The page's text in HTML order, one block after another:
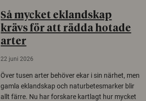
Så mycket eklandskap
krävs för att rädda hotade
arter
22 juni 2026
Över tusen arter behöver ekar i sin närhet, men
gamla eklandskap och naturbetesmarker blir
allt färre. Nu har forskare kartlagt hur mycket